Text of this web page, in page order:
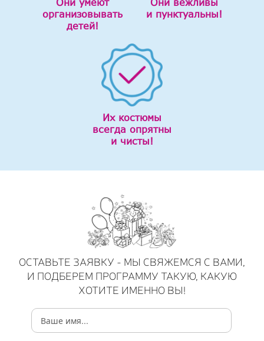
Они умеют
организовывать
детей!
Они вежливы
и пунктуальны!
Их костюмы
всегда опрятны
и чисты!
ОСТАВЬТЕ ЗАЯВКУ - МЫ СВЯЖЕМСЯ С ВАМИ,
И ПОДБЕРЕМ ПРОГРАММУ ТАКУЮ, КАКУЮ
ХОТИТЕ ИМЕННО ВЫ!